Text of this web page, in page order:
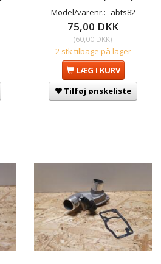
Model/varenr.: abts82
75,00 DKK
(60,00 DKK)
2 stk tilbage på lager
LÆG I KURV
Tilføj ønskeliste